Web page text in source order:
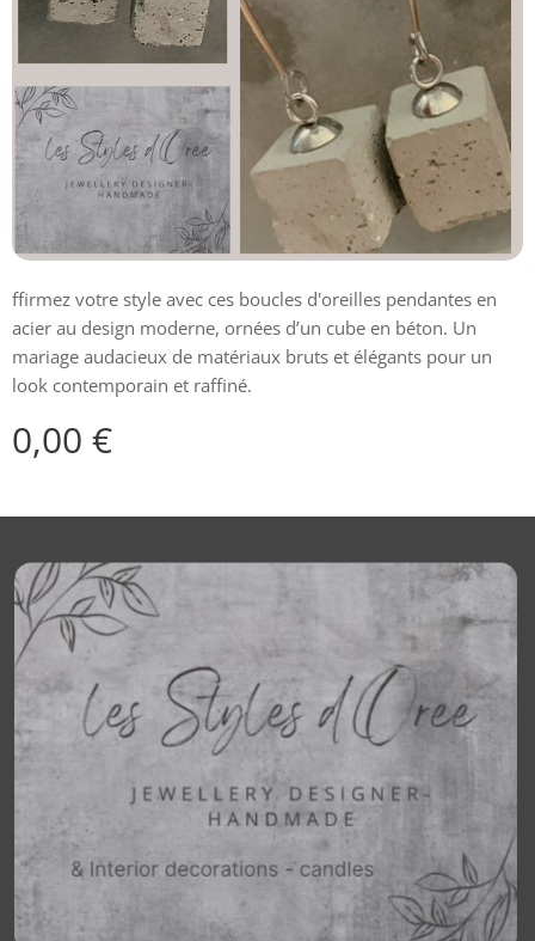
ffirmez votre style avec ces boucles d'oreilles pendantes en
acier au design moderne, ornées d’un cube en béton. Un
mariage audacieux de matériaux bruts et élégants pour un
look contemporain et raffiné.
0,00 €